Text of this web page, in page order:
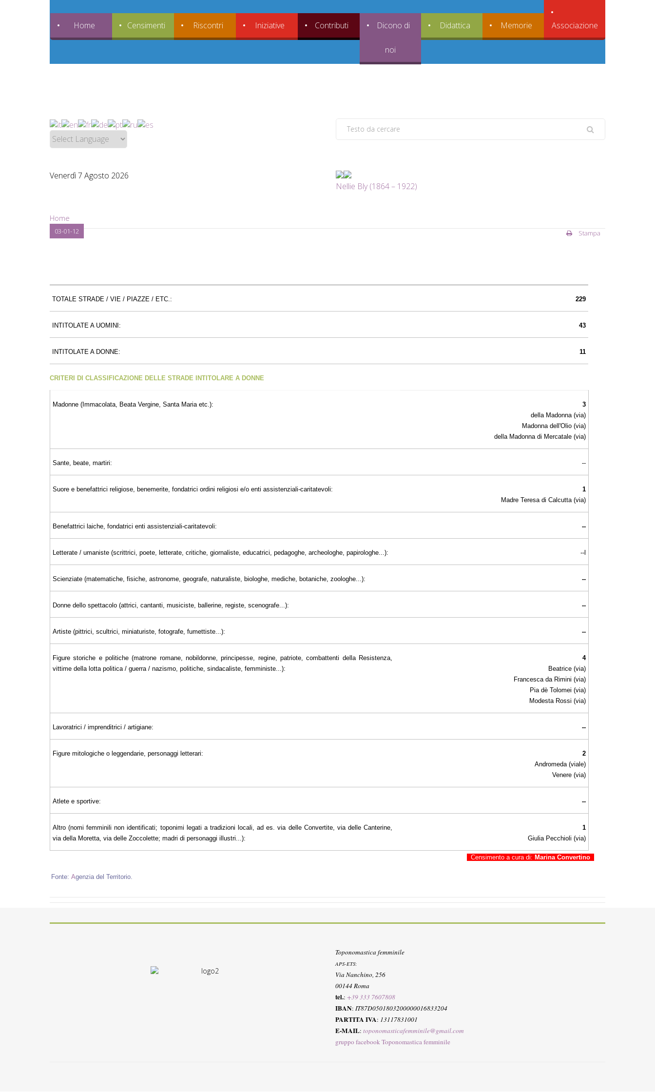
Home Censimenti Riscontri Iniziative Contributi Dicono di
noi
Didattica Memorie Associazione
Venerdì 7 Agosto 2026
Nellie Bly (1864 – 1922)
Home
03-01-12 Stampa
TOTALE STRADE / VIE / PIAZZE / ETC.: 229
INTITOLATE A UOMINI: 43
INTITOLATE A DONNE: 11
CRITERI DI CLASSIFICAZIONE DELLE STRADE INTITOLARE A DONNE
Madonne (Immacolata, Beata Vergine, Santa Maria etc.):
3
della Madonna (via)
Madonna dell'Olio (via)
della Madonna di Mercatale (via)
Sante, beate, martiri: --
Suore e benefattrici religiose, benemerite, fondatrici ordini religiosi e/o enti assistenziali-caritatevoli:
1
Madre Teresa di Calcutta (via)
Benefattrici laiche, fondatrici enti assistenziali-caritatevoli: --
Letterate / umaniste (scrittrici, poete, letterate, critiche, giornaliste, educatrici, pedagoghe, archeologhe, papirologhe...): --l
Scienziate (matematiche, fisiche, astronome, geografe, naturaliste, biologhe, mediche, botaniche, zoologhe...): --
Donne dello spettacolo (attrici, cantanti, musiciste, ballerine, registe, scenografe...): --
Artiste (pittrici, scultrici, miniaturiste, fotografe, fumettiste...): --
Figure storiche e politiche (matrone romane, nobildonne, principesse, regine, patriote, combattenti della Resistenza,
vittime della lotta politica / guerra / nazismo, politiche, sindacaliste, femministe...):
4
Beatrice (via)
Francesca da Rimini (via)
Pia dè Tolomei (via)
Modesta Rossi (via)
Lavoratrici / imprenditrici / artigiane: --
Figure mitologiche o leggendarie, personaggi letterari:
2
Andromeda (viale)
Venere (via)
Atlete e sportive: --
Altro (nomi femminili non identificati; toponimi legati a tradizioni locali, ad es. via delle Convertite, via delle Canterine,
via della Moretta, via delle Zoccolette; madri di personaggi illustri...):
1
Giulia Pecchioli (via)
Censimento a cura di: Marina Convertino
Fonte: Agenzia del Territorio
Toponomastica femminile
APS-ETS:
Via Nanchino, 256
00144 Roma
tel.: +39 333 7607808
IBAN: IT87D0501803200000016833204
PARTITA IVA: 13117831001
E-MAIL: toponomasticafemminile@gmail.com
gruppo facebook Toponomastica femminile